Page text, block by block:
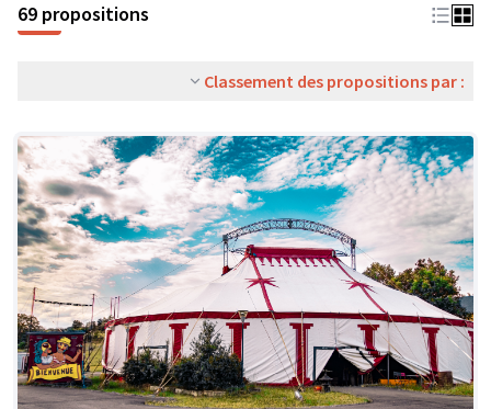
69 propositions
Classement des propositions par :